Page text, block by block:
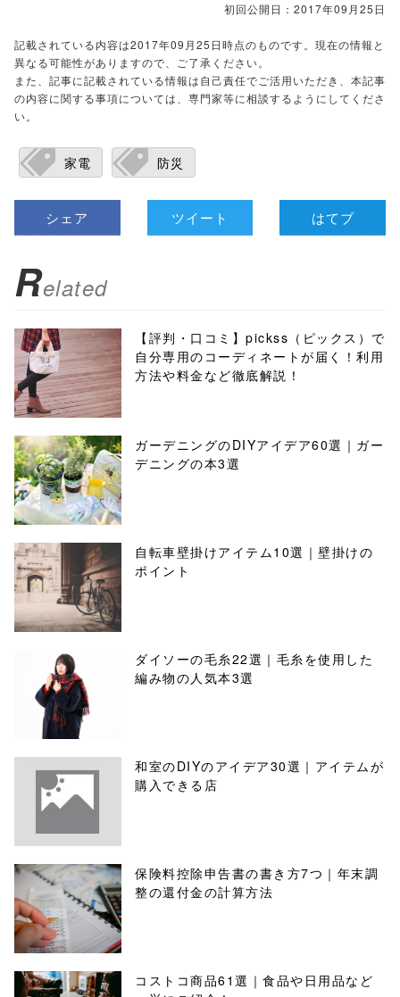
初回公開日：2017年09月25日
記載されている内容は2017年09月25日時点のものです。現在の情報と
異なる可能性がありますので、ご了承ください。
また、記事に記載されている情報は自己責任でご活用いただき、本記事
の内容に関する事項については、専門家等に相談するようにしてくださ
い。
家電 防災
シェア ツイート はてブ
Related
【評判・口コミ】pickss（ピックス）で
自分専用のコーディネートが届く！利用
方法や料金など徹底解説！
ガーデニングのDIYアイデア60選｜ガー
デニングの本3選
自転車壁掛けアイテム10選｜壁掛けの
ポイント
ダイソーの毛糸22選｜毛糸を使用した
編み物の人気本3選
和室のDIYのアイデア30選｜アイテムが
購入できる店
保険料控除申告書の書き方7つ｜年末調
整の還付金の計算方法
コストコ商品61選｜食品や日用品など